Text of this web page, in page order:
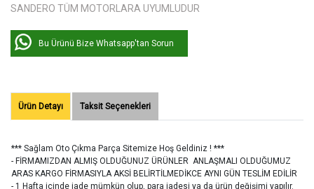
SANDERO TÜM MOTORLARA UYUMLUDUR
Bu Ürünü Bize Whatsapp'tan Sorun
Ürün Detayı Taksit Seçenekleri
*** Sağlam Oto Çıkma Parça Sitemize Hoş Geldiniz ! ***
- FİRMAMIZDAN ALMIŞ OLDUĞUNUZ ÜRÜNLER ANLAŞMALI OLDUĞUMUZ
ARAS KARGO FİRMASIYLA AKSİ BELİRTİLMEDİKCE AYNI GÜN TESLİM EDİLİR
- 1 Hafta içinde iade mümkün olup, para iadesi ya da ürün değişimi yapılır.